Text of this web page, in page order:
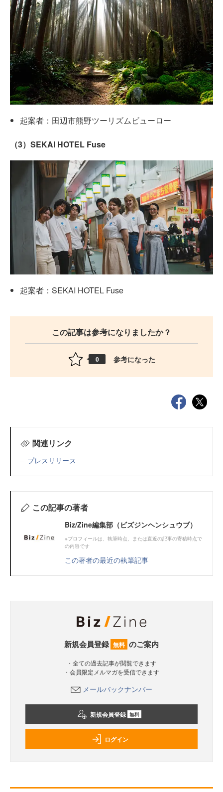
起案者：田辺市熊野ツーリズムビューロー
（3）SEKAI HOTEL Fuse
起案者：SEKAI HOTEL Fuse
この記事は参考になりましたか？
0 参考になった
関連リンク
プレスリリース
この記事の著者
Biz/Zine編集部（ビズジンヘンシュウブ）
※プロフィールは、執筆時点、または直近の記事の寄稿時点で
の内容です
この著者の最近の執筆記事
新規会員登録 無料 のご案内
・全ての過去記事が閲覧できます
・会員限定メルマガを受信できます
メールバックナンバー
新規会員登録 無料
ログイン